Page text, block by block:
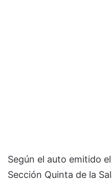
Según el auto emitido
Sección Quinta de la